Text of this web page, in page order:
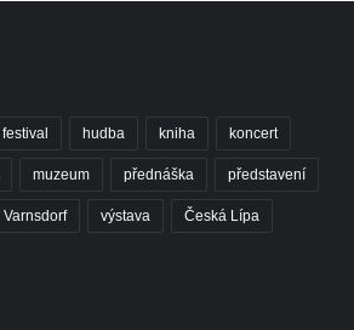
festival hudba kniha koncert
muzeum přednáška představení
Varnsdorf výstava Česká Lípa